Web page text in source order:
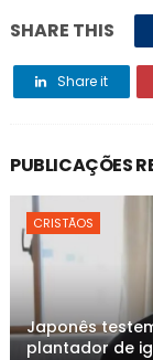
SHARE THIS
Share it
PUBLICAÇÕES
CRISTÃOS
Japonês
plantador de